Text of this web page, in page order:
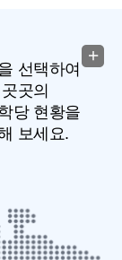
선택하여
곳의
당 현황을
보세요.